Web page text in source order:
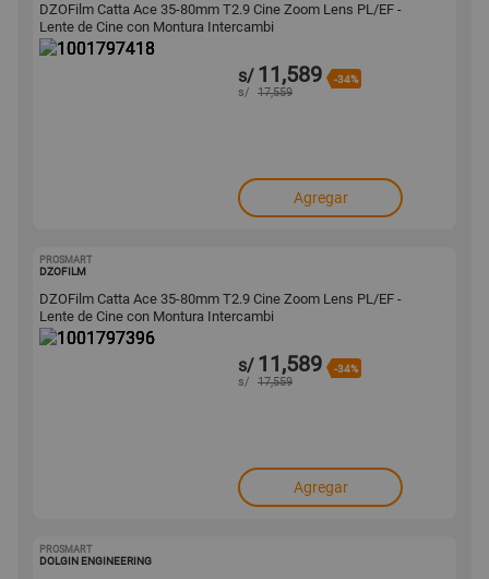
DZOFilm Catta Ace 35-80mm T2.9 Cine Zoom Lens PL/EF -
Lente de Cine con Montura Intercambi
s/ 11,589 -34%
s/ 17,559
Agregar
PROSMART
DZOFILM
DZOFilm Catta Ace 35-80mm T2.9 Cine Zoom Lens PL/EF -
Lente de Cine con Montura Intercambi
s/ 11,589 -34%
s/ 17,559
Agregar
PROSMART
DOLGIN ENGINEERING